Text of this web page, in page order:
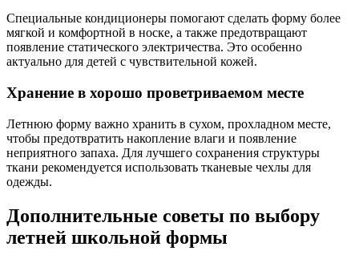
Специальные кондиционеры помогают сделать форму более
мягкой и комфортной в носке, а также предотвращают
появление статического электричества. Это особенно
актуально для детей с чувствительной кожей.
Хранение в хорошо проветриваемом месте
Летнюю форму важно хранить в сухом, прохладном месте,
чтобы предотвратить накопление влаги и появление
неприятного запаха. Для лучшего сохранения структуры
ткани рекомендуется использовать тканевые чехлы для
одежды.
Дополнительные советы по выбору
летней школьной формы